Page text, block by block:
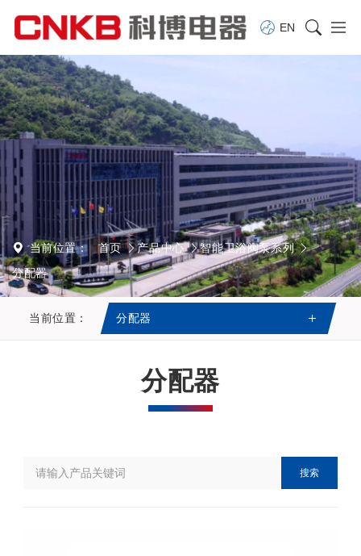
EN
当前位置： 首页 产品中心
智能卫浴阀泵系列
分配器
当前位置： 分配器
分配器
搜索